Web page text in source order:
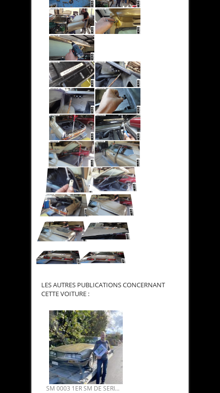
LES AUTRES PUBLICATIONS CONCERNANT
CETTE VOITURE :
SM 0003 1ER SM DE SERIE VENDUE. PLUS VIELLE DU MONDE 10.